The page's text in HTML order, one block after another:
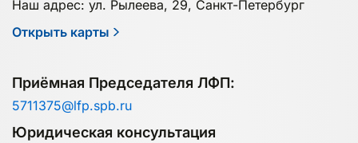
Наш адрес: ул. Рылеева, 29, Санкт-Петербург
Открыть карты
Приёмная Председателя ЛФП:
5711375@lfp.spb.ru
Юридическая консультация